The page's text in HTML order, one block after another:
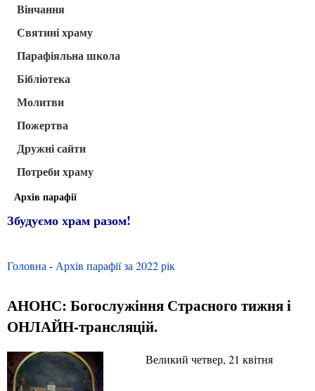
Вінчання
Святині храму
Парафіяльна школа
Бібліотека
Молитви
Пожертва
Дружні сайти
Потреби храму
Архів парафії
Збудуємо храм разом!
Головна - Архів парафії за 2022 рік
АНОНС: Богослужіння Страсного тижня і
ОНЛАЙН-трансляцій.
Великий четвер, 21 квітня